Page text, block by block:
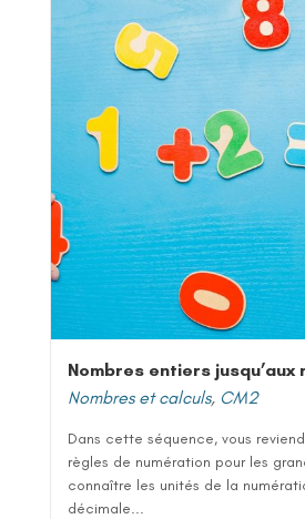
Nombres entiers jusqu’aux
Nombres et calculs, CM2
Dans cette séquence, vous
règles de numération pour les
connaître les unités de la
décimale...